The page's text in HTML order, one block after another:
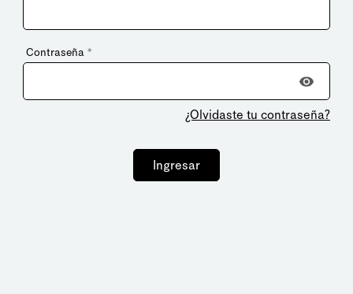
Contraseña *
¿Olvidaste tu contraseña?
Ingresar